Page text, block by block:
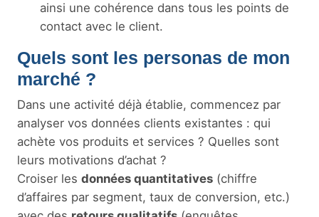
ainsi une cohérence dans tous les points de
contact avec le client.
Quels sont les personas de mon
marché ?
Dans une activité déjà établie, commencez par
analyser vos données clients existantes : qui
achète vos produits et services ? Quelles sont
leurs motivations d’achat ?
Croiser les données quantitatives (chiffre
d’affaires par segment, taux de conversion, etc.)